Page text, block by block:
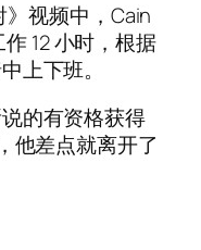
》视频中，Cain
12 小时，根据
上下班。
的有资格获得
他差点就离开了